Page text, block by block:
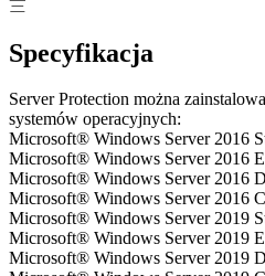
Specyfikacja
Server Protection można
systemów operacyjnych:
Microsoft® Windows Server 2016
Microsoft® Windows Server 2016
Microsoft® Windows Server 2016
Microsoft® Windows Server 2016
Microsoft® Windows Server 2019
Microsoft® Windows Server 2019
Microsoft® Windows Server 2019